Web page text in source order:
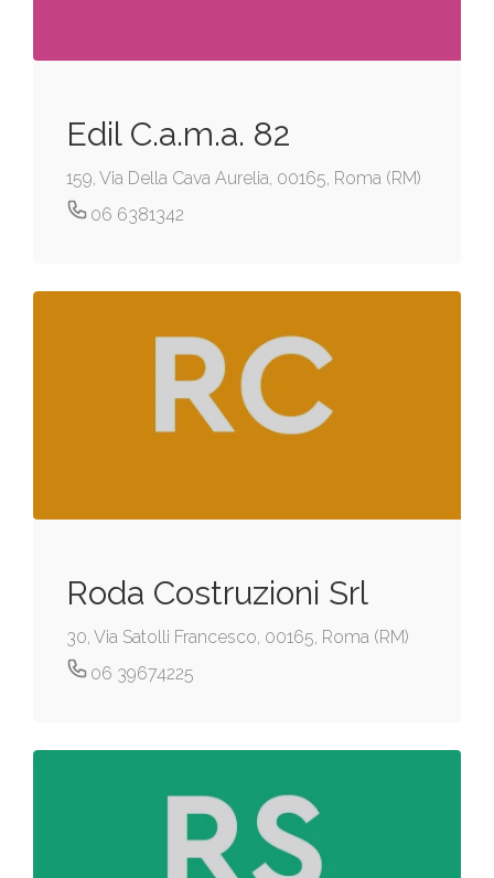
Edil C.a.m.a. 82
159, Via Della Cava Aurelia, 00165, Roma (RM)
06 6381342
Roda Costruzioni Srl
30, Via Satolli Francesco, 00165, Roma (RM)
06 39674225